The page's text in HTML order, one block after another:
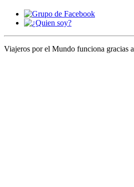
Viajeros por el Mundo funciona gracias a